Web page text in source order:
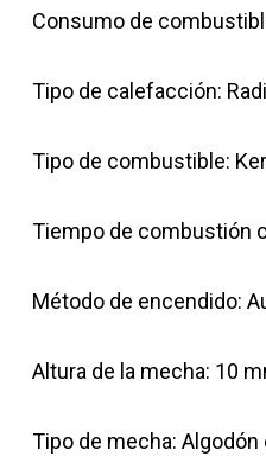
Consumo de
Tipo de calefacción:
Tipo de combustible:
Tiempo de combustión
Método de encendido:
Altura de la mecha: 10
Tipo de mecha: